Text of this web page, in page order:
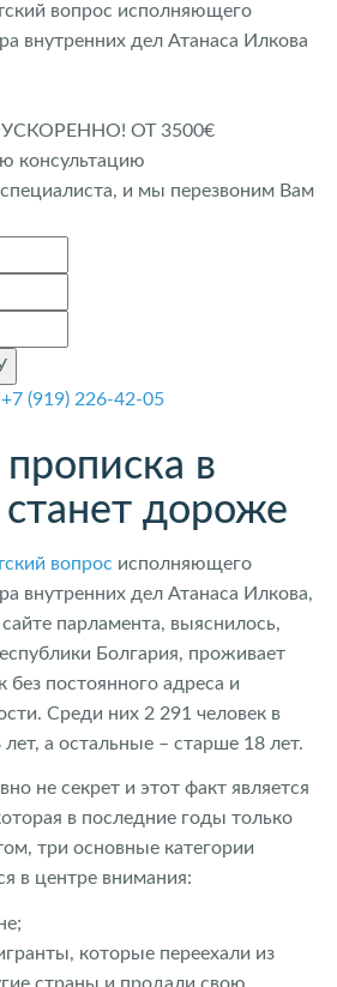
вопрос исполняющего
внутренних дел Атанаса Илкова
ОТ 3500€
консультацию
и мы перезвоним Вам
+7 (919) 226-42-05
в
станет дороже
вопрос исполняющего
внутренних дел Атанаса Илкова,
парламента, выяснилось,
Болгария, проживает
без постоянного адреса и
Среди них 2 291 человек в
а остальные – старше 18 лет.
не секрет и этот факт является
в последние годы только
три основные категории
в центре внимания:
которые переехали из
страны и продали свою